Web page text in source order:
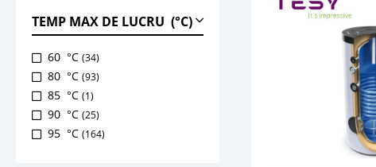
TEMP MAX DE LUCRU (°C)
60 °C (34)
80 °C (93)
85 °C (1)
90 °C (25)
95 °C (164)